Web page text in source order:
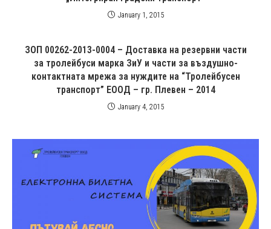
January 1, 2015
ЗОП 00262-2013-0004 – Доставка на резервни части
за тролейбуси марка ЗиУ и части за въздушно-
контактната мрежа за нуждите на “Тролейбусен
транспорт” ЕООД – гр. Плевен – 2014
January 4, 2015